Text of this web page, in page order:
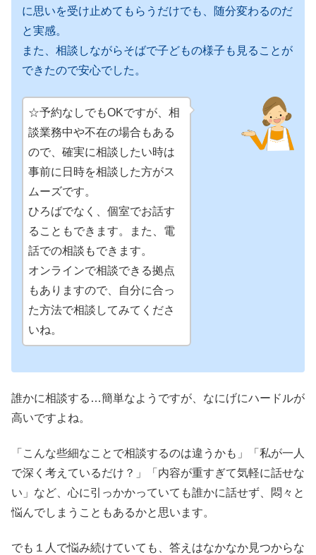
に思いを受け止めてもらうだけでも、随分変わるのだ
と実感。
また、相談しながらそばで子どもの様子も見ることが
できたので安心でした。
☆予約なしでもOKですが、相
談業務中や不在の場合もある
ので、確実に相談したい時は
事前に日時を相談した方がス
ムーズです。
ひろばでなく、個室でお話す
ることもできます。また、電
話での相談もできます。
オンラインで相談できる拠点
もありますので、自分に合っ
た方法で相談してみてくださ
いね。
誰かに相談する…簡単なようですが、なにげにハードルが
高いですよね。
「こんな些細なことで相談するのは違うかも」「私が一人
で深く考えているだけ？」「内容が重すぎて気軽に話せな
い」など、心に引っかかっていても誰かに話せず、悶々と
悩んでしまうこともあるかと思います。
でも１人で悩み続けていても、答えはなかなか見つからな